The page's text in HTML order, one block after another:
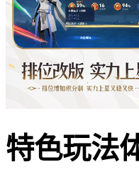
特色玩法